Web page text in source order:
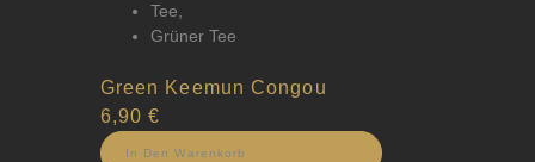
Tee,
Grüner Tee
Green Keemun Congou
6,90€
In Den Warenkorb